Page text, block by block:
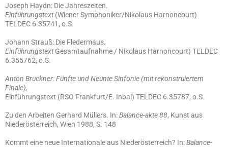
Joseph Haydn: Die Jahreszeiten.
Einführungstext(Wiener Symphoniker/Nikolaus Harnoncourt)
TELDEC 6.35741, o.S.
Johann Strauß: Die Fledermaus.
EinführungstextGesamtaufnahme / Nikolaus Harnoncourt) TELDEC
6.355762, o.S.
Anton Bruckner: Fünfte und Neunte Sinfonie (mit rekonstruiertem
Finale),
Einführungstext (RSO Frankfurt/E. Inbal) TELDEC 6.35787, o.S.
Zu den Arbeiten Gerhard Müllers. In:Balance-akte 88, Kunst aus
Niederösterreich, Wien 1988, S. 148
Kommt eine neue Internationale aus Niederösterreich? In:Balance-